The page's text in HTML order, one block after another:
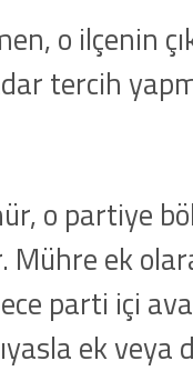
o ilçenin
tercih
o partiye
Mühre ek
parti içi
ek veya